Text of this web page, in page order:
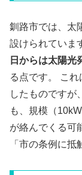
釧路市では、太
設けられていま
日からは太陽光
る点です。 こ
したものですが
も、規模（
が絡んでくる可
「市の条例に抵